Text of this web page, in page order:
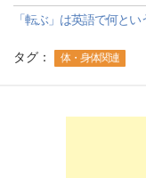
「転ぶ」は英語で何と
タグ： 体・身体関連